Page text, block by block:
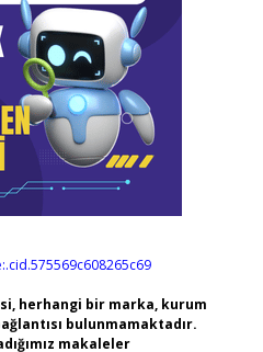
herhangi bir marka, kurum
bulunmamaktadır.
makaleler